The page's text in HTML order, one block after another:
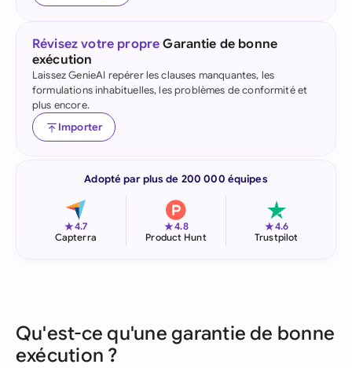
Révisez votre propre Garantie de bonne
exécution
Laissez GenieAI repérer les clauses manquantes, les
formulations inhabituelles, les problèmes de conformité et
plus encore.
Importer
Adopté par plus de 200 000 équipes
★4.7
Capterra
★4.8
Product Hunt
★4.6
Trustpilot
Qu'est-ce qu'une garantie de bonne
exécution ?